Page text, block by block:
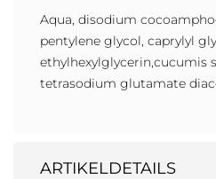
Aqua, disodium
pentylene glycol, caprylyl
ethylhexylglycerin,cucumis
tetrasodium glutamate
ARTIKELDETAILS